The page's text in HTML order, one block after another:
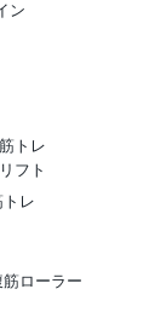
ン
トレ
フト
トレ
筋ローラー